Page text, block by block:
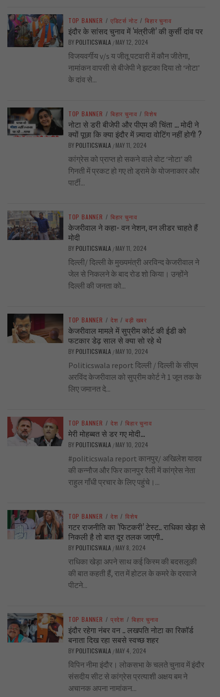
TOP BANNER / एडिटर्स नोट / बिहार चुनाव
इंदौर के सांसद चुनाव में ‘मंत्रीजी’ की कुर्सी दांव पर
BY POLITICSWALA / MAY 12, 2024
विजयवर्गीय v/s य जीतू पटवारी में कौन जीतेगा,
नामांकन वापसी से बीजेपी ने झटका दिया तो ‘नोटा’
के दांव से...
TOP BANNER / बिहार चुनाव / विशेष
नोटा से डरी बीजेपी और पीएम की चिंता … मोदी ने
क्यों पूछा कि क्या इंदौर में ज़्यादा वोटिंग नहीं होगी ?
BY POLITICSWALA / MAY 11, 2024
कांग्रेस को प्राप्त हो सकने वाले वोट ‘नोटा’ की
गिनती में प्रकट हो गए तो ड्रामे के योजनाकार और
पार्टी...
TOP BANNER / बिहार चुनाव
केजरीवाल ने कहा- वन नेशन, वन लीडर चाहते हैं
मोदी
BY POLITICSWALA / MAY 11, 2024
दिल्ली/ दिल्ली के मुख्यमंत्री अरविन्द केजरीवाल ने
जेल से निकलने के बाद रोड शो किया। उन्होंने
दिल्ली की जनता को...
TOP BANNER / देश / बड़ी खबर
केजरीवाल मामले में सुप्रीम कोर्ट की ईडी को
फटकार डेढ़ साल से क्या सो रहे थे
BY POLITICSWALA / MAY 10, 2024
Politicswala report दिल्ली / दिल्ली के सीएम
अरविंद केजरीवाल को सुप्रीम कोर्ट ने 1 जून तक के
लिए जमानत दे...
TOP BANNER / देश / बिहार चुनाव
मेरी मोहब्बत से डर गए मोदी…
BY POLITICSWALA / MAY 10, 2024
#politicswala report कानपुर/ अखिलेश यादव
की कन्नौज और फिर कानपुर रैली में कांग्रेस नेता
राहुल गाँधी प्रचार के लिए पहुंचे।...
TOP BANNER / देश / विशेष
गटर राजनीति का ‘फिटकरी’ टेस्ट.. राधिका खेड़ा से
निकली है तो बात दूर तलक जाएगी..
BY POLITICSWALA / MAY 8, 2024
राधिका खेड़ा अपने साथ कई किस्म की बदसलूकी
की बात कहती हैं, रात में होटल के कमरे के दरवाजे
पीटने...
TOP BANNER / प्रदेश / बिहार चुनाव
इंदौर रहेगा नंबर वन .. लखपति नोटा का रिकॉर्ड
बनाता दिख रहा सबसे स्वच्छ शहर
BY POLITICSWALA / MAY 4, 2024
विपिन नीमा इंदौर। लोकसभा के चलते चुनाव में इंदौर
संसदीय सीट से कांग्रेस प्रत्याशी अक्षय बम ने
अचानक अपना नामांकन...